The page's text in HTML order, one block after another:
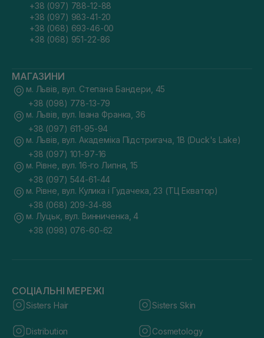
+38 (097) 788-12-88
+38 (097) 983-41-20
+38 (068) 693-46-00
+38 (068) 951-22-86
МАГАЗИНИ
м. Львів, вул. Степана Бандери, 45
+38 (098) 778-13-79
м. Львів, вул. Івана Франка, 36
+38 (097) 611-95-94
м. Львів, вул. Академіка Підстригача, 1В (Duck's Lake)
+38 (097) 101-97-16
м. Рівне, вул. 16-го Липня, 15
+38 (097) 544-61-44
м. Рівне, вул. Кулика і Гудачека, 23 (ТЦ Екватор)
+38 (068) 209-34-88
м. Луцьк, вул. Винниченка, 4
+38 (098) 076-60-62
СОЦІАЛЬНІ МЕРЕЖІ
Sisters Hair Sisters Skin
Distribution Cosmetology